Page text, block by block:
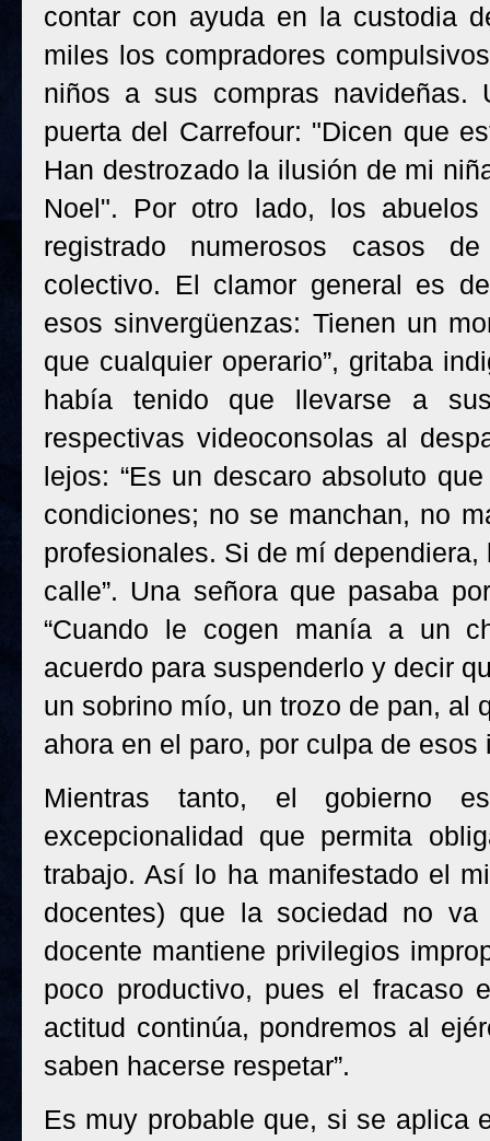
contar con ayuda en la custodia
miles los compradores
niños a sus compras
puerta del Carrefour: "Dicen que
Han destrozado la ilusión de mi
Noel". Por otro lado, los
registrado numerosos casos
colectivo. El clamor general es
esos sinvergüenzas: Tienen un
que cualquier operario”, gritaba
había tenido que llevarse a
respectivas videoconsolas al
lejos: “Es un descaro absoluto
condiciones; no se manchan, no
profesionales. Si de mí
calle”. Una señora que pasaba
“Cuando le cogen manía a un
acuerdo para suspenderlo y decir
un sobrino mío, un trozo de pan, al
ahora en el paro, por culpa de esos
Mientras tanto, el gobierno
excepcionalidad que permita
trabajo. Así lo ha manifestado el
docentes) que la sociedad no
docente mantiene privilegios
poco productivo, pues el fracaso
actitud continúa, pondremos al
saben hacerse respetar”.
Es muy probable que, si se aplica